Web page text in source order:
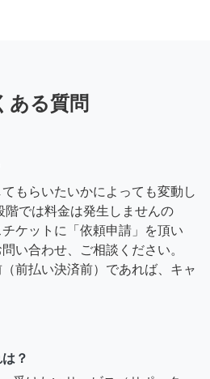
ある質問
もらいたいかによっても変動し
階では料金は発生しませんの
ケットに「依頼申請」を頂い
い合わせ、ご相談ください。
前払い決済前）であれば、キャ
？